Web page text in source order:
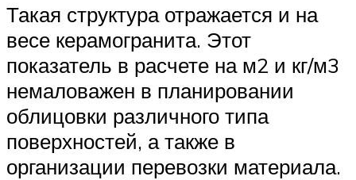
Такая структура отражается и на
весе керамогранита. Этот
показатель в расчете на м2 и кг/м3
немаловажен в планировании
облицовки различного типа
поверхностей, а также в
организации перевозки материала.